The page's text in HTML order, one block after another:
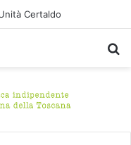
Certaldo